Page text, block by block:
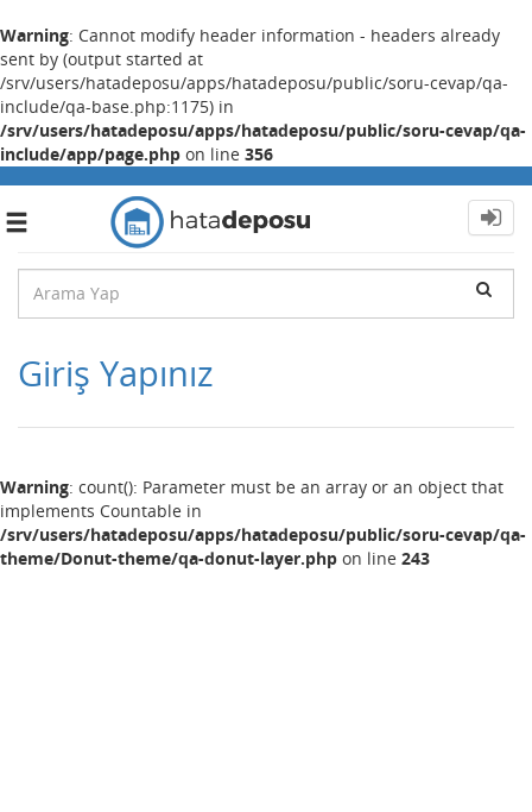
Warning: Cannot modify header information - headers already
sent by (output started at
/srv/users/hatadeposu/apps/hatadeposu/public/soru-cevap/qa-
include/qa-base.php:1175) in
/srv/users/hatadeposu/apps/hatadeposu/public/soru-cevap/qa-
include/app/page.php on line 356
Toggle
Giriş Yapınız
Warning: count(): Parameter must be an array or an object that
implements Countable in
/srv/users/hatadeposu/apps/hatadeposu/public/soru-cevap/qa-
theme/Donut-theme/qa-donut-layer.php on line 243